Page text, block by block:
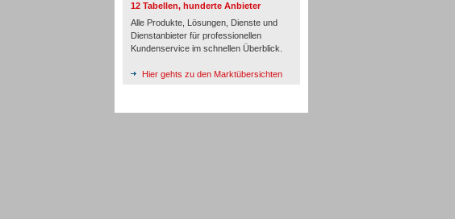
12 Tabellen, hunderte Anbieter
Alle Produkte, Lösungen, Dienste und
Dienstanbieter für professionellen
Kundenservice im schnellen Überblick.
Hier gehts zu den Marktübersichten